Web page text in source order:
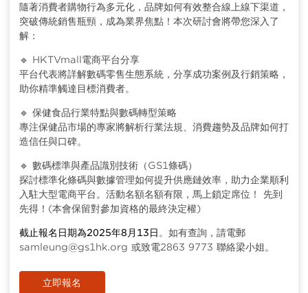
隨著消費者購物行為多元化，品牌如何有效整合線上線下渠道，
突破傳統銷售瓶頸，成為業界焦點！本次研討會將帶您深入了
解：
🔹 HKTVmall電商平台分享
平台代表將詳解數碼零售生態系統，分享成功案例及行銷策略，
助你精準觸達目標消費者。
🔹 保健食品行業特點與數碼轉型策略
專注保健品市場的專家將解析行業法規、消費趨勢及品牌如何打
造信任與口碑。
🔹 數碼標準與產品識別技術（GS1條碼）
探討標準化條碼與數據管理如何提升供應鏈效率，助力企業順利
入駐大型電商平台。活動名額名額有限，馬上鎖定席位！ 先到
先得！(本會保留對參加資格的最終決定權)
截止報名日期為2025年8月13日 。如有查詢，請電郵
samleung@gs1hk.org 或致電2863 9773 聯絡梁小姐。
立即報名